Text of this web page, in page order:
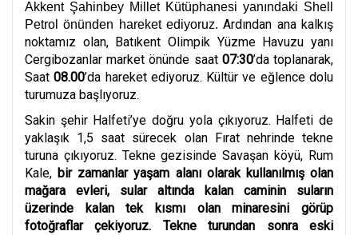
Akkent Şahinbey Millet Kütüphanesi yanındaki Shell
Petrol önünden hareket ediyoruz. Ardından ana kalkış
noktamız olan, Batıkent Olimpik Yüzme Havuzu yanı
Cergibozanlar market önünde saat 07:30’da toplanarak,
Saat08.00’da hareket ediyoruz. Kültür ve eğlence dolu
turumuza başlıyoruz.
Sakin şehir Halfeti’ye doğru yola çıkıyoruz. Halfeti de
yaklaşık 1,5 saat sürecek olan Fırat nehrinde tekne
turuna çıkıyoruz. Tekne gezisinde Savaşan köyü, Rum
Kale, bir zamanlar yaşam alanı olarak kullanılmış olan
mağara evleri, sular altında kalan caminin suların
üzerinde kalan tek kısmı olan minaresini görüp
fotoğraflar çekiyoruz. Tekne turundan sonra eski